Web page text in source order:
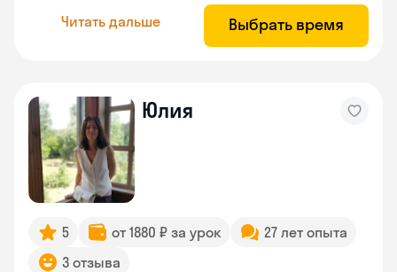
Читать дальше Выбрать время
Юлия
5 от 1880 ₽ за урок
27 лет опыта
3 отзыва